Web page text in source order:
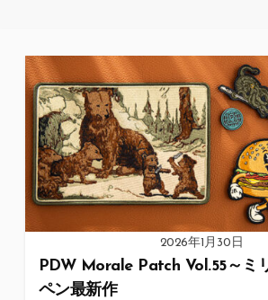
2026年1月30日
PDW Morale Patch Vol.55～ミ
ペン最新作